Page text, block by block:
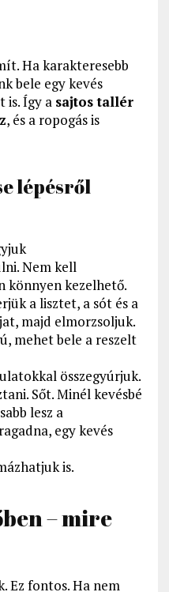
Ha karakteresebb
bele egy kevés
is. Így a sajtos tallér
, és a ropogás is
lépésről
Nem kell
könnyen kezelhető.
a lisztet, a sót és a
majd elmorzsoljuk.
mehet bele a reszelt
összegyúrjuk.
Sőt. Minél kevésbé
lesz a
egy kevés
is.
– mire
Ez fontos. Ha nem